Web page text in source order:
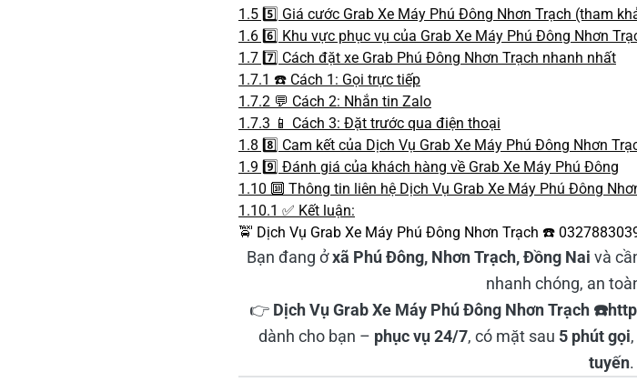
1.5 5️⃣ Giá cước Grab Xe Máy Phú Đông Nhơn Trạch (tham
1.6 6️⃣ Khu vực phục vụ của Grab Xe Máy Phú Đông Nhơn
1.7 7️⃣ Cách đặt xe Grab Phú Đông Nhơn Trạch nhanh nhất
1.7.1 ☎️ Cách 1: Gọi trực tiếp
1.7.2 💬 Cách 2: Nhắn tin Zalo
1.7.3 📱 Cách 3: Đặt trước qua điện thoại
1.8 8️⃣ Cam kết của Dịch Vụ Grab Xe Máy Phú Đông Nhơn
1.9 9️⃣ Đánh giá của khách hàng về Grab Xe Máy Phú Đông
1.10 🔟 Thông tin liên hệ Dịch Vụ Grab Xe Máy Phú Đông
1.10.1 ✅ Kết luận:
🚖 Dịch Vụ Grab Xe Máy Phú Đông Nhơn Trạch ☎️
Bạn đang ởxã Phú Đông, Nhơn Trạch, Đồng Nai và
nhanh chóng, an
👉 Dịch Vụ Grab Xe Máy Phú Đông Nhơn Trạch
dành cho bạn – phục vụ 24/7, có mặt sau 5 phút gọi,
tuyến.